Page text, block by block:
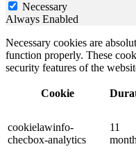
Necessary
Always Enabled
Necessary cookies are
function properly. These
security features of the
Cookie
cookielawinfo-
checbox-analytics
11